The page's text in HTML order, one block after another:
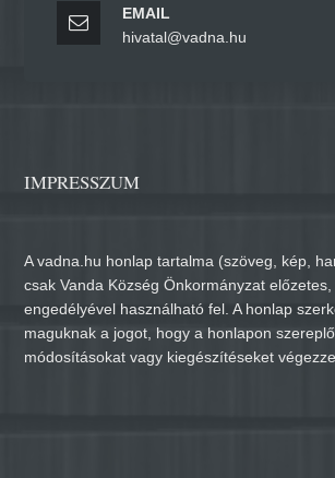
EMAIL
hivatal@vadna.hu
IMPRESSZUM
A vadna.hu honlap tartalma (szöveg, kép,
csak Vanda Község Önkormányzat
engedélyével használható fel. A honlap
maguknak a jogot, hogy a honlapon
módosításokat vagy kiegészítéseket